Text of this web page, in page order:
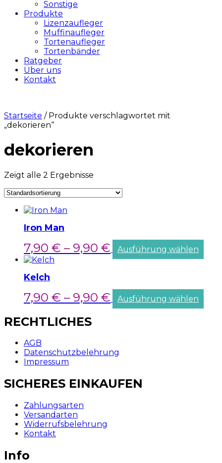
Sonstige
Produkte
Lizenzaufleger
Muffinaufleger
Tortenaufleger
Tortenbänder
Ratgeber
Über uns
Kontakt
Startseite / Produkte verschlagwortet mit
„dekorieren“
dekorieren
Zeigt alle 2 Ergebnisse
Iron Man
7,90 € – 9,90 € Ausführung wählen
Kelch
7,90 € – 9,90 € Ausführung wählen
RECHTLICHES
AGB
Datenschutzbelehrung
Impressum
SICHERES EINKAUFEN
Zahlungsarten
Versandarten
Widerrufsbelehrung
Kontakt
Info